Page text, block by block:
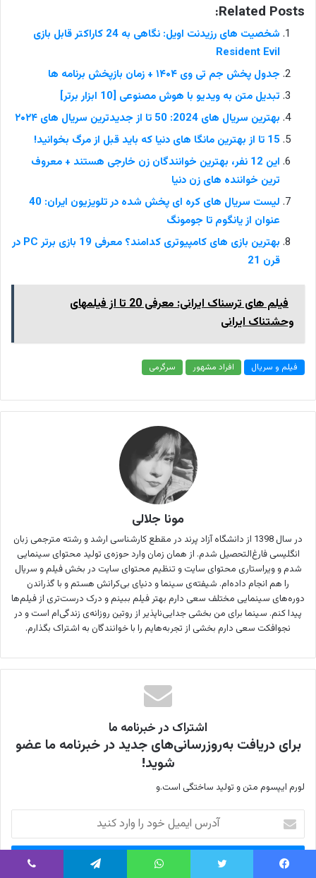
Related Posts:
شخصیت های رزیدنت اویل: نگاهی به 24 کاراکتر قابل بازی
Resident Evil
جدول پخش جم تی وی ۱۴۰۴ + زمان بازپخش برنامه ها
تبدیل متن به ویدیو با هوش مصنوعی [10 ابزار برتر]
بهترین سریال های 2024: 50 تا از جدیدترین سریال های ۲۰۲۴
15 تا از بهترین مانگا های دنیا که باید قبل از مرگ بخوانید!
این 12 نفر، بهترین خوانندگان زن خارجی هستند + معروف
ترین خواننده های زن دنیا
لیست سریال های کره ای پخش شده در تلویزیون ایران: 40
عنوان از یانگوم تا جومونگ
بهترین بازی های کامپیوتری کدامند؟ معرفی 19 بازی برتر PC در
قرن 21
فیلم های ترسناک ایرانی: معرفی 20 تا از فیلمهای
وحشتناک ایرانی
فیلم و سریال افراد مشهور سرگرمی
مونا جلالی
در سال 1398 از دانشگاه آزاد پرند در مقطع کارشناسی ارشد و رشته مترجمی زبان
انگلیسی فارغ‌التحصیل شدم. از همان زمان وارد حوزه‌ی تولید محتوای سینمایی
شدم و ویراستاری محتوای سایت و تنظیم محتوای سایت در بخش فیلم و سریال
را هم انجام داده‌ام. شیفته‌ی سینما و دنیای بی‌کرانش هستم و با گذراندن
دوره‌های سینمایی مختلف سعی دارم بهتر فیلم ببینم و درک درست‌تری از فیلم‌ها
پیدا کنم. سینما برای من بخشی جدایی‌ناپذیر از روتین روزانه‌ی زندگی‌ام است و در
نجوافکت سعی دارم بخشی از تجربه‌هایم را با خوانندگان به اشتراک بگذارم.
اشتراک در خبرنامه ما
برای دریافت به‌روزرسانی‌های جدید در خبرنامه ما عضو
شوید!
لورم ایپسوم متن و تولید ساختگی است.و
ر